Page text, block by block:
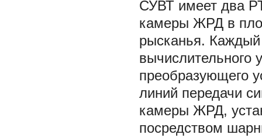
СУВТ имеет два
камеры ЖРД в
рысканья. Каждый
вычислительного
преобразующего
линий передачи
камеры ЖРД,
посредством